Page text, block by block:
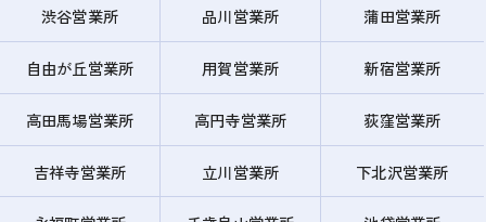
渋谷営業所 品川営業所 蒲田営業所
自由が丘営業所 用賀営業所 新宿営業所
高田馬場営業所 高円寺営業所 荻窪営業所
吉祥寺営業所 立川営業所 下北沢営業所